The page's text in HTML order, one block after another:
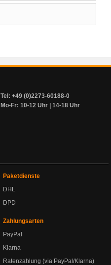
Tel: +49 (0)2273-60188-0
Mo-Fr: 10-12 Uhr | 14-18 Uhr
Paketdienste
DHL
DPD
Zahlungsarten
PayPal
Klarna
Ratenzahlung (via PayPal/Klarna)